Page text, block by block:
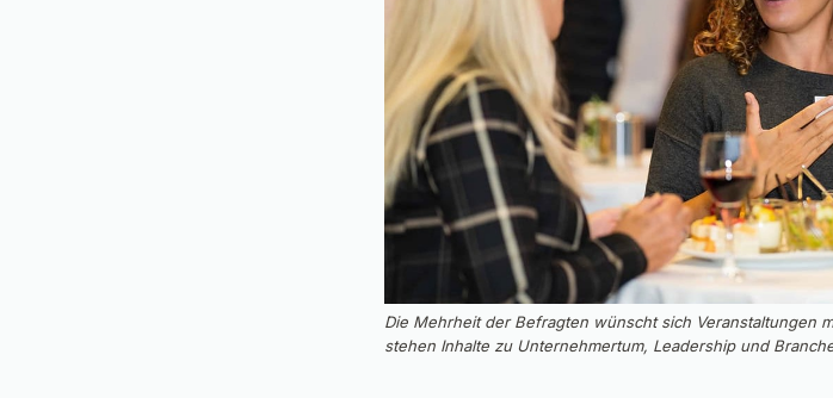
Die Mehrheit der Befragten wünscht sich Veranstaltungen
stehen Inhalte zu Unternehmertum, Leadership und